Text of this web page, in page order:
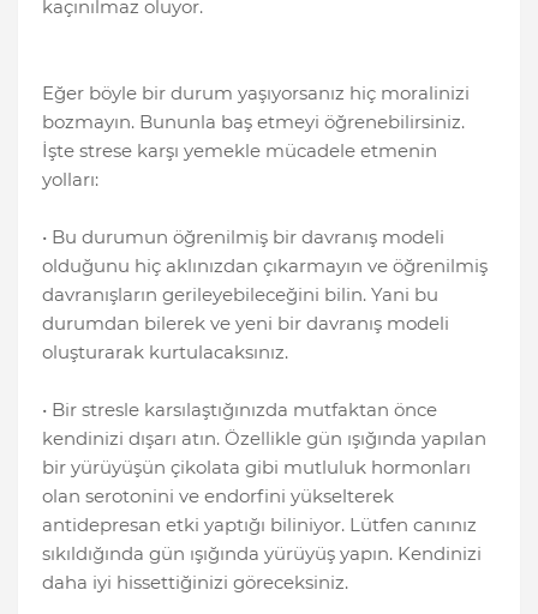
kaçınılmaz oluyor.
Eğer böyle bir durum yaşıyorsanız hiç moralinizi
bozmayın. Bununla baş etmeyi öğrenebilirsiniz.
İşte strese karşı yemekle mücadele etmenin
yolları:
• Bu durumun öğrenilmiş bir davranış modeli
olduğunu hiç aklınızdan çıkarmayın ve öğrenilmiş
davranışların gerileyebileceğini bilin. Yani bu
durumdan bilerek ve yeni bir davranış modeli
oluşturarak kurtulacaksınız.
• Bir stresle karsılaştığınızda mutfaktan önce
kendinizi dışarı atın. Özellikle gün ışığında yapılan
bir yürüyüşün çikolata gibi mutluluk hormonları
olan serotonini ve endorfini yükselterek
antidepresan etki yaptığı biliniyor. Lütfen canınız
sıkıldığında gün ışığında yürüyüş yapın. Kendinizi
daha iyi hissettiğinizi göreceksiniz.